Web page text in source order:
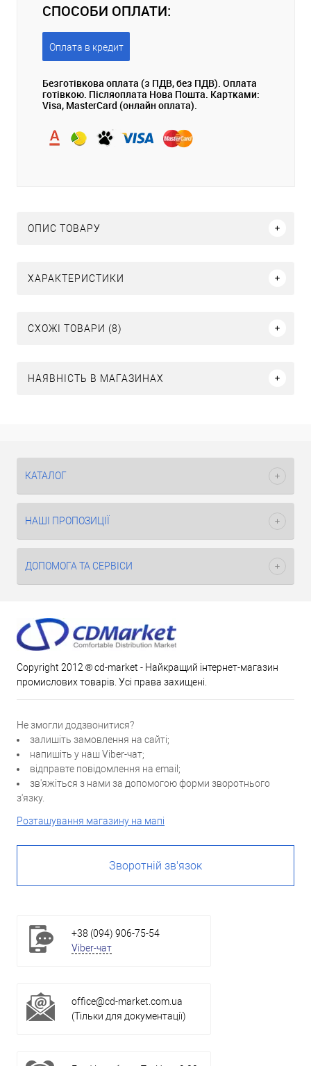
СПОСОБИ ОПЛАТИ:
Оплата в кредит
Безготівкова оплата (з ПДВ, без ПДВ). Оплата
готівкою. Післяоплата Нова Пошта. Картками:
Visa, MasterCard (онлайн оплата).
ОПИС ТОВАРУ
ХАРАКТЕРИСТИКИ
СХОЖІ ТОВАРИ (8)
НАЯВНІСТЬ В МАГАЗИНАХ
КАТАЛОГ
НАШІ ПРОПОЗИЦІЇ
ДОПОМОГА ТА СЕРВІСИ
Copyright 2012 ® cd-market - Найкращий інтернет-магазин
промислових товарів. Усі права захищені.
Не змогли додзвонитися?
залишіть замовлення на сайті;
напишіть у наш Viber-чат;
відправте повідомлення на email;
зв'яжіться з нами за допомогою форми зворотнього
з'язку.
Розташування магазину на мапі
Зворотній зв'язок
+38 (094) 906-75-54
Viber-чат
office@cd-market.com.ua
(Тільки для документації)